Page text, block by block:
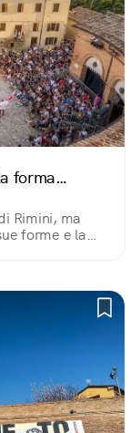
forma…
Rimini, ma
forme e la